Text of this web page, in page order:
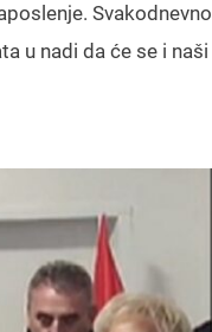
Svakodnevno
u nadi da će se i naši